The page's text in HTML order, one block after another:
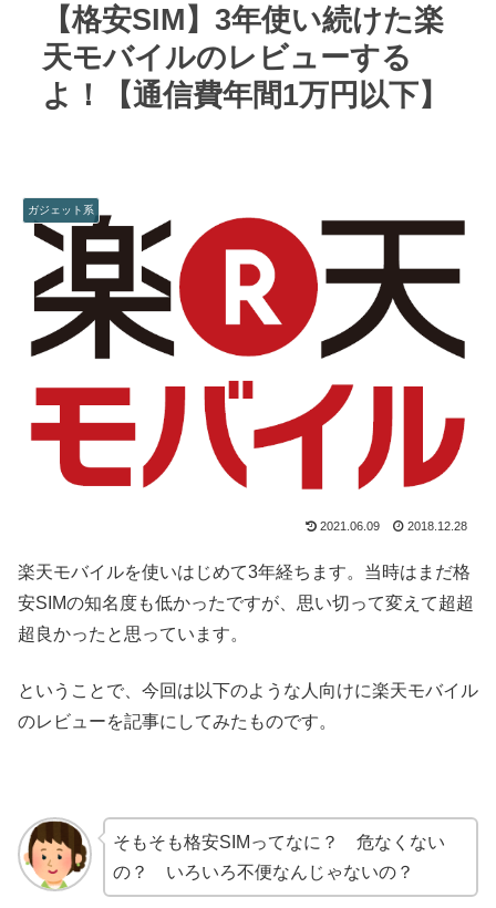
【格安SIM】3年使い続けた楽
天モバイルのレビューする
よ！【通信費年間1万円以下】
ガジェット系
2021.06.09 2018.12.28
楽天モバイルを使いはじめて3年経ちます。当時はまだ格
安SIMの知名度も低かったですが、思い切って変えて超超
超良かったと思っています。
ということで、今回は以下のような人向けに楽天モバイル
のレビューを記事にしてみたものです。
そもそも格安SIMってなに？ 危なくない
の？ いろいろ不便なんじゃないの？